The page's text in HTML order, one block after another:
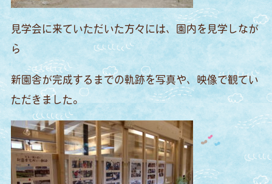
見学会に来ていただいた方々には、園内を見学しなが
ら
新園舎が完成するまでの軌跡を写真や、映像で観てい
ただきました。